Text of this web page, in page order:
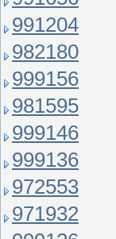
991204
982180
999156
981595
999146
999136
972553
971932